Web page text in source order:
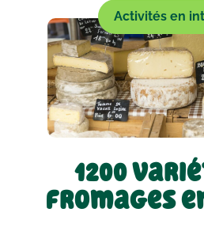
Activités en
1200
fromages